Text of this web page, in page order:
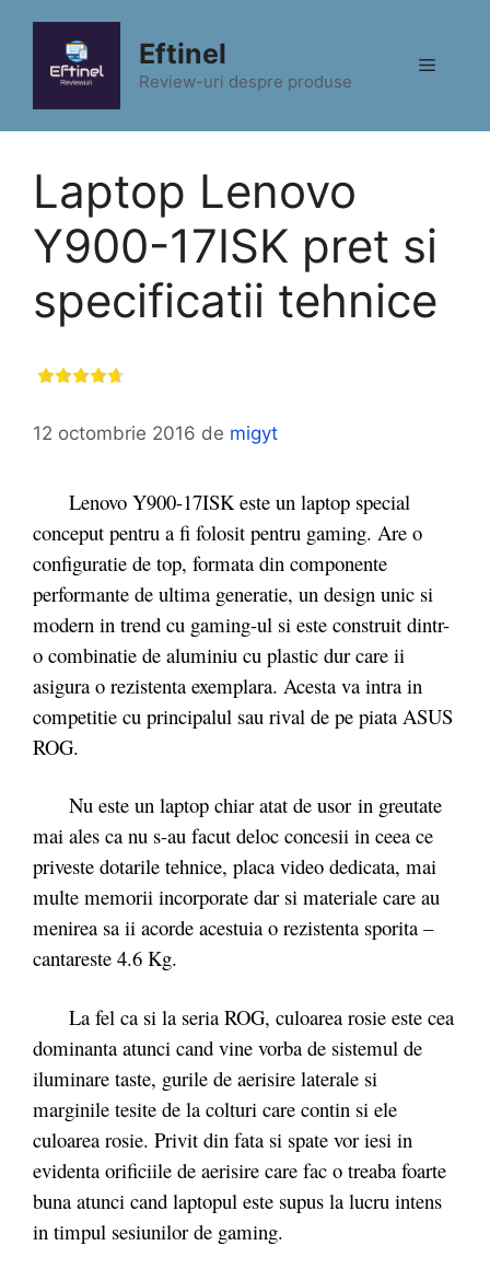
conținut
Eftinel
Review-uri despre produse
Meniu
Laptop Lenovo
Y900-17ISK pret si
specificatii tehnice
12 octombrie 2016 de migyt
Lenovo Y900-17ISK este un laptop special
conceput pentru a fi folosit pentru gaming. Are o
configuratie de top, formata din componente
performante de ultima generatie, un design unic si
modern in trend cu gaming-ul si este construit dintr-
o combinatie de aluminiu cu plastic dur care ii
asigura o rezistenta exemplara. Acesta va intra in
competitie cu principalul sau rival de pe piata ASUS
ROG.
Nu este un laptop chiar atat de usor in greutate
mai ales ca nu s-au facut deloc concesii in ceea ce
priveste dotarile tehnice, placa video dedicata, mai
multe memorii incorporate dar si materiale care au
menirea sa ii acorde acestuia o rezistenta sporita –
cantareste 4.6 Kg.
La fel ca si la seria ROG, culoarea rosie este cea
dominanta atunci cand vine vorba de sistemul de
iluminare taste, gurile de aerisire laterale si
marginile tesite de la colturi care contin si ele
culoarea rosie. Privit din fata si spate vor iesi in
evidenta orificiile de aerisire care fac o treaba foarte
buna atunci cand laptopul este supus la lucru intens
in timpul sesiunilor de gaming.